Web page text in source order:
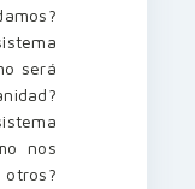
será
nos